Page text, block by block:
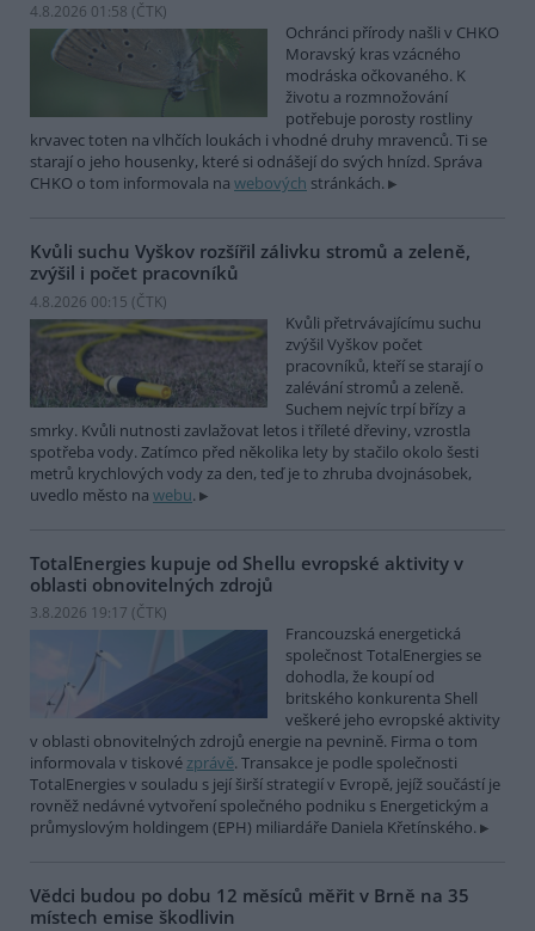
4.8.2026 01:58 (ČTK)
Ochránci přírody našli v CHKO
Moravský kras vzácného
modráska očkovaného. K
životu a rozmnožování
potřebuje porosty rostliny
krvavec toten na vlhčích loukách i vhodné druhy mravenců. Ti se
starají o jeho housenky, které si odnášejí do svých hnízd. Správa
CHKO o tom informovala na webových stránkách.
Kvůli suchu Vyškov rozšířil zálivku stromů a zeleně,
zvýšil i počet pracovníků
4.8.2026 00:15 (ČTK)
Kvůli přetrvávajícímu suchu
zvýšil Vyškov počet
pracovníků, kteří se starají o
zalévání stromů a zeleně.
Suchem nejvíc trpí břízy a
smrky. Kvůli nutnosti zavlažovat letos i tříleté dřeviny, vzrostla
spotřeba vody. Zatímco před několika lety by stačilo okolo šesti
metrů krychlových vody za den, teď je to zhruba dvojnásobek,
uvedlo město na webu.
TotalEnergies kupuje od Shellu evropské aktivity v
oblasti obnovitelných zdrojů
3.8.2026 19:17 (ČTK)
Francouzská energetická
společnost TotalEnergies se
dohodla, že koupí od
britského konkurenta Shell
veškeré jeho evropské aktivity
v oblasti obnovitelných zdrojů energie na pevnině. Firma o tom
informovala v tiskovézprávě. Transakce je podle společnosti
TotalEnergies v souladu s její širší strategií v Evropě, jejíž součástí je
rovněž nedávné vytvoření společného podniku s Energetickým a
průmyslovým holdingem (EPH) miliardáře Daniela Křetínského.
Vědci budou po dobu 12 měsíců měřit v Brně na 35
místech emise škodlivin